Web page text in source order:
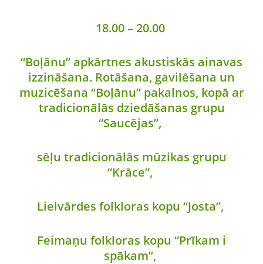
18.00 – 20.00
“Boļānu” apkārtnes akustiskās ainavas
izzināšana. Rotāšana, gavilēšana un
muzicēšana “Boļānu” pakalnos, kopā ar
tradicionālās dziedāšanas grupu
“Saucējas”,
sēļu tradicionālās mūzikas grupu
“Krāce”,
Lielvārdes folkloras kopu “Josta”,
Feimaņu folkloras kopu “Prīkam i
spākam”,